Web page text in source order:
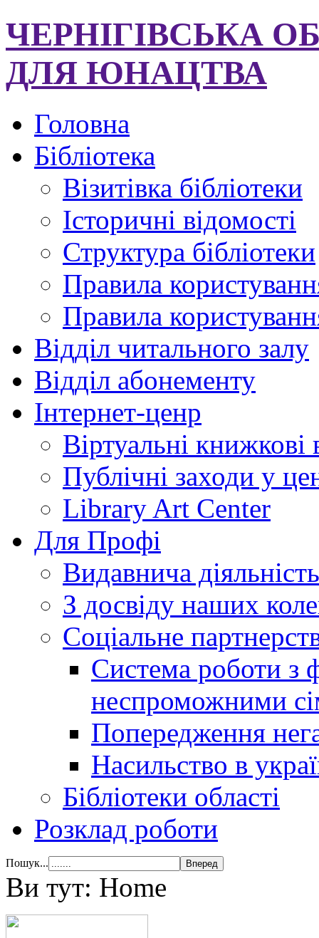
ЧЕРНІГІВСЬКА
ДЛЯ ЮНАЦТВА
Головна
Бібліотека
Візитівка бібліотеки
Історичні відомості
Структура бібліотеки
Правила
Правила
Відділ читального залу
Відділ абонементу
Інтернет-ценр
Віртуальні книжкові
Публічні заходи у
Library Art Center
Для Профі
Видавнича діяльність
З досвіду наших
Соціальне
Система роботи з
неспроможними
Попередження
Насильство в
Бібліотеки області
Розклад роботи
Пошук...
Ви тут: Home